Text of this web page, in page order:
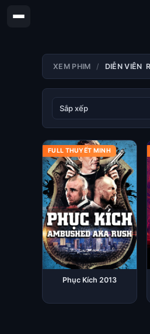
XEM PHIM DIỄN VIÊN
FULL THUYẾT MINH
Phục Kích 2013